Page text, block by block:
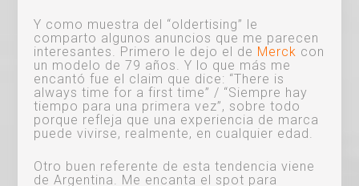
Y como muestra del “oldertising” le
comparto algunos anuncios que me parecen
interesantes. Primero le dejo el de Merck con
un modelo de 79 años. Y lo que más me
encantó fue el claim que dice: “There is
always time for a first time” / “Siempre hay
tiempo para una primera vez”, sobre todo
porque refleja que una experiencia de marca
puede vivirse, realmente, en cualquier edad.
Otro buen referente de esta tendencia viene
de Argentina. Me encanta el spot para